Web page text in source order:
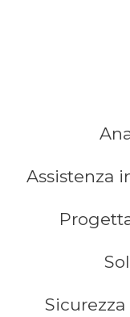
Assistenza